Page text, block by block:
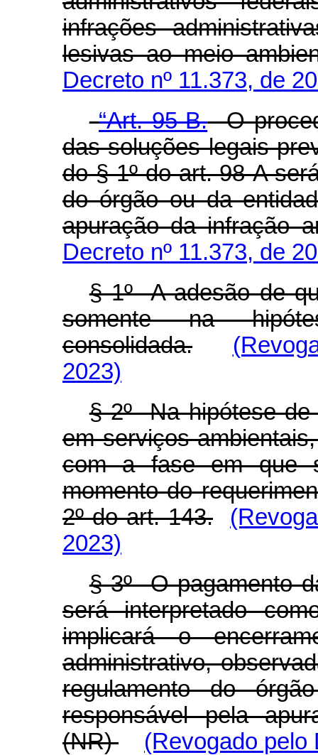
infrações
lesivas ao meio
Decreto nº 11.373, de
“Art. 95-B.O
das soluções legais
do § 1º do art. 98-A
do órgão ou da
apuração da infração
Decreto nº 11.373, de
§ 1º A adesão de
somente na
consolidada.
2023)
§ 2º Na hipótese de
em serviços
com a fase em que
momento do
2º do art. 143.
2023)
§ 3º O pagamento
será interpretado
implicará o
administrativo,
regulamento do
responsável pela
(NR)
(Revogado pelo